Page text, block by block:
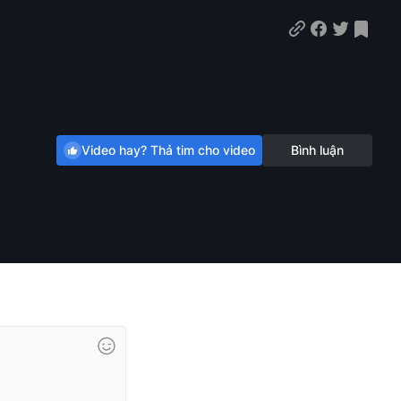
Video hay? Thả tim cho video Bình luận